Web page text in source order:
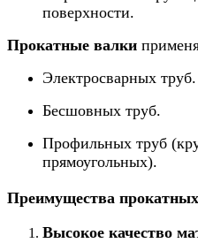
поверхности.
Прокатные валки
Электросварных труб.
Бесшовных труб.
Профильных труб
прямоугольных).
Преимущества
Высокое качество